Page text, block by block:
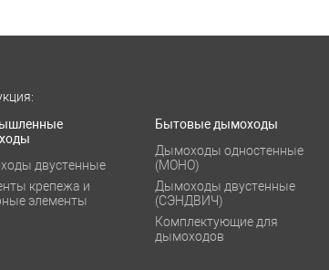
двустенные
крепежа и
элементы
Бытовые дымоходы
Дымоходы одностенные
(МОНО)
Дымоходы двустенные
(СЭНДВИЧ)
Комплектующие для
дымоходов